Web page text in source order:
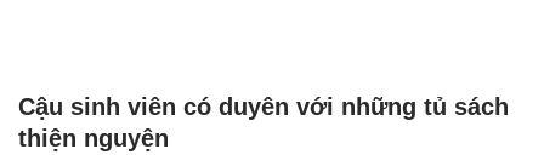
Cậu sinh viên có duyên với những tủ sách
thiện nguyện